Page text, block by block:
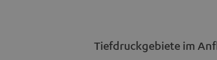
Tiefdruckgebiete im